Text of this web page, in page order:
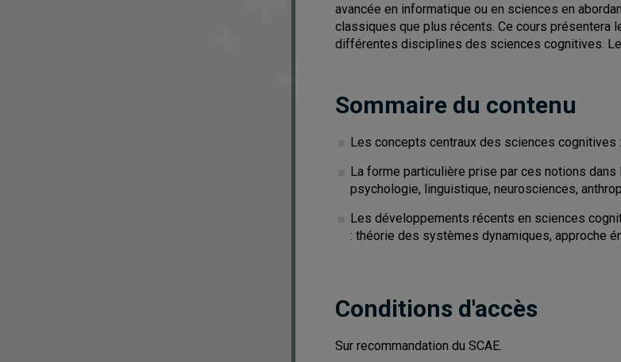
avancée en informatique ou en sciences en
classiques que plus récents. Ce cours présentera
différentes disciplines des sciences cognitives.
Sommaire du contenu
Les concepts centraux des sciences
La forme particulière prise par ces notions
psychologie, linguistique, neurosciences,
Les développements récents en sciences
: théorie des systèmes dynamiques, approche
Conditions d'accès
Sur recommandation du SCAE.